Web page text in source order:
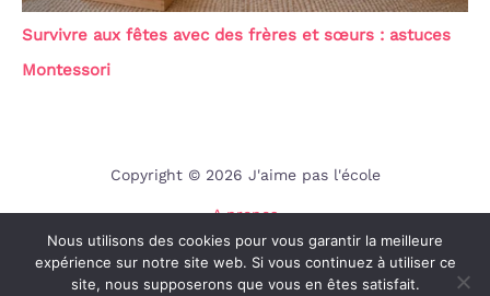
Survivre aux fêtes avec des frères et sœurs : astuces
Montessori
Copyright © 2026 J'aime pas l'école
A propos
Contact
Mentions légales
Nous utilisons des cookies pour vous garantir la meilleure
expérience sur notre site web. Si vous continuez à utiliser ce
site, nous supposerons que vous en êtes satisfait.